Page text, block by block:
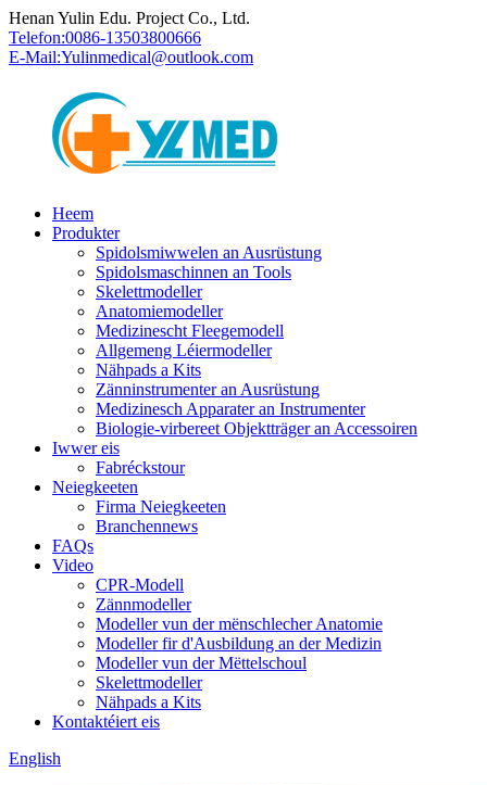
Henan Yulin Edu. Project Co., Ltd.
Telefon:0086-13503800666
E-Mail:Yulinmedical@outlook.com
Heem
Produkter
Spidolsmiwwelen an Ausrüstung
Spidolsmaschinnen an Tools
Skelettmodeller
Anatomiemodeller
Medizinescht Fleegemodell
Allgemeng Léiermodeller
Nähpads a Kits
Zänninstrumenter an Ausrüstung
Medizinesch Apparater an Instrumenter
Biologie-virbereet Objektträger an Accessoiren
Iwwer eis
Fabréckstour
Neiegkeeten
Firma Neiegkeeten
Branchennews
FAQs
Video
CPR-Modell
Zännmodeller
Modeller vun der mënschlecher Anatomie
Modeller fir d'Ausbildung an der Medizin
Modeller vun der Mëttelschoul
Skelettmodeller
Nähpads a Kits
Kontaktéiert eis
English